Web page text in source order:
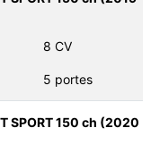
8 CV
5 portes
SPORT 150 ch (2020